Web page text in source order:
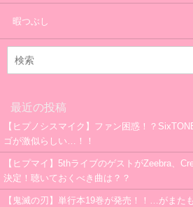
暇つぶし
最近の投稿
【ヒプノシスマイク】ファン困惑！？
ゴが激似らしい…！！
【ヒプマイ】5thライブのゲストがZeebra、
決定！聴いておくべき曲は？？
【鬼滅の刃】単行本19巻が発売！！…がまた